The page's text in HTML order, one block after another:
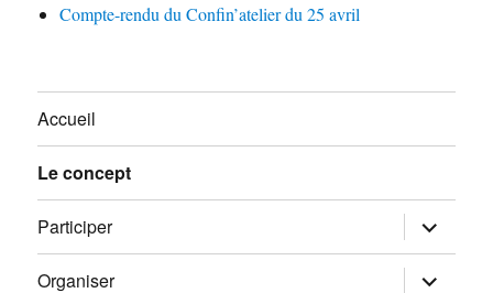
Compte-rendu du Confin’atelier du 25 avril
Accueil
Le concept
Participer ouvrir
le
sous-
menu
Organiser ouvrir